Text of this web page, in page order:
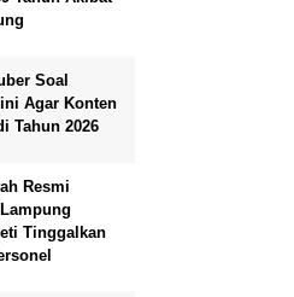
Soal
Agar Konten
Tahun 2026
Resmi
Tinggalkan